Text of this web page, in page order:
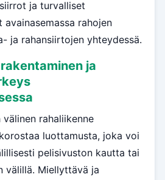
ja turvalliset
rahojen
ja rahansiirtojen yhteydessä.
ja
rahaliikenne
luottamusta, joka voi
pelisivuston kautta tai
välillä. Miellyttävä ja